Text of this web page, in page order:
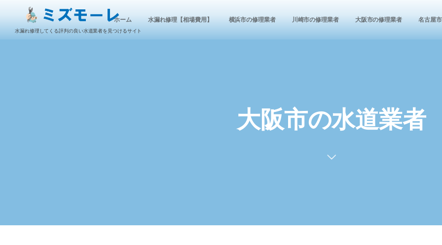
水漏れ修理してくる評判の良い水道業者を見つけるサイト
ホーム 水漏れ修理【相場費用】 横浜市の修理業者 川崎市の修理業者 大阪市の修理業者 名古屋
大阪市の水道業者